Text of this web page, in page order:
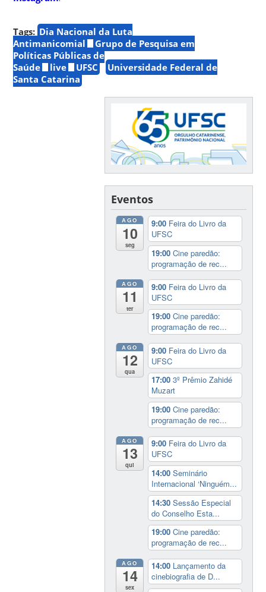
Tags: Dia Nacional da Luta
Antimanicomial
Grupo de Pesquisa em
Políticas Públicas de
Saúde
live UFSC
Universidade Federal de
Santa Catarina
Eventos
AGO
10
seg
9:00 Feira do Livro da
UFSC
19:00Cine paredão:
programação de rec...
AGO
11
ter
9:00 Feira do Livro da
UFSC
19:00Cine paredão:
programação de rec...
AGO
12
qua
9:00 Feira do Livro da
UFSC
17:003º Prêmio Zahidé
Muzart
19:00Cine paredão:
programação de rec...
AGO
13
qui
9:00 Feira do Livro da
UFSC
14:00Seminário
Internacional ‘Ninguém...
14:30Sessão Especial
do Conselho Esta...
19:00Cine paredão:
programação de rec...
AGO
14
sex
14:00 Lançamento da
cinebiografia de D...